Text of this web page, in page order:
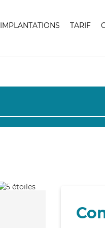
IMPLANTATIONS TARIF